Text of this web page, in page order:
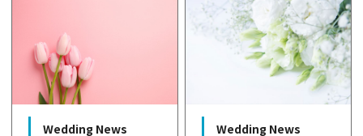
Wedding News Wedding News